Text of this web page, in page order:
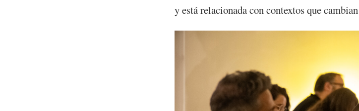
y está relacionada con contextos que